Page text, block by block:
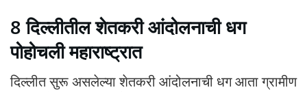
8 दिल्लीतील शेतकरी आंदोलनाची धग
पोहोचली महाराष्ट्रात
दिल्लीत सुरू असलेल्या शेतकरी आंदोलनाची धग आता ग्रामीण